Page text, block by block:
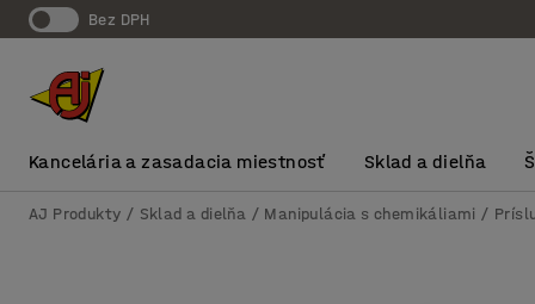
Bez DPH
Kancelária a zasadacia miestnosť Sklad a dielňa
AJ Produkty Sklad a dielňa Manipulácia s chemikáliami